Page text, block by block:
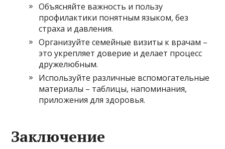
Объясняйте важность и пользу
профилактики понятным языком, без
страха и давления.
Организуйте семейные визиты к врачам –
это укрепляет доверие и делает процесс
дружелюбным.
Используйте различные вспомогательные
материалы – таблицы, напоминания,
приложения для здоровья.
Заключение